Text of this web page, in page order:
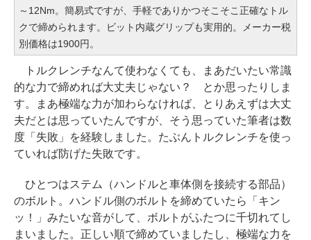
～12Nm。簡易式ですが、手軽でありかつそこそこ正確なトル
クで締められます。ビット内蔵グリップも実用的。メーカー税
別価格は1900円。
トルクレンチなんて使わなくても、まあだいたい常識
的な力で締めれば大丈夫じゃない？ とか思ったりしま
す。まあ極端な力が加わらなければ、とりあえずは大丈
夫だとは思っていたんですが、そう思っていた筆者は数
度「失敗」を経験しました。たぶんトルクレンチを使っ
ていれば防げた失敗です。
ひとつはステム（ハンドルと車体側を接続する部品）
のボルト。ハンドル側のボルトを締めていたら「キン
ッ！」みたいな音がして、ボルトがふたつに千切れてし
まいました。正しい順で締めていましたし、極端な力を